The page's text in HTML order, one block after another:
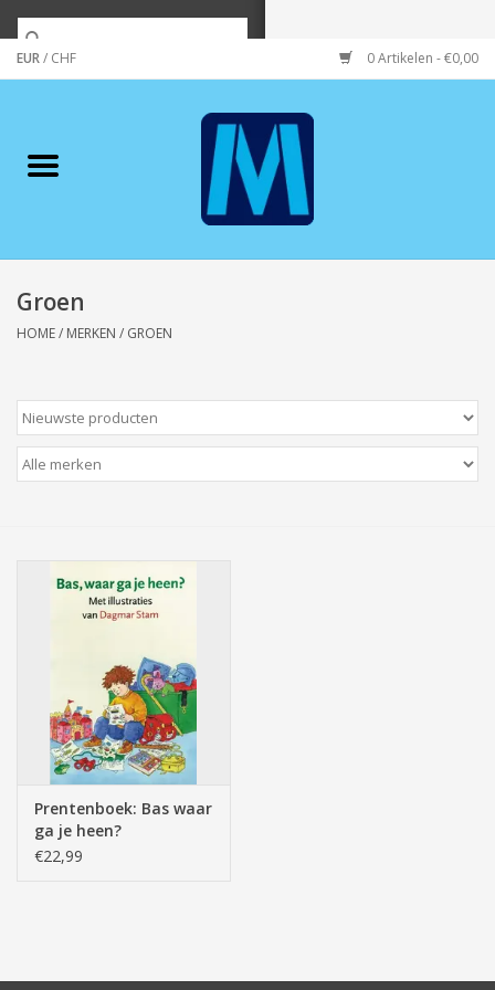
EUR/ CHF 0 Artikelen - €0,00
Merken
Wonen/koken/huishouden
Wenskaarten
Zeeuws/Streek
Baby & Peuter
Speelgoed & hobby
Cadeau & feest
Groen
HOME/ MERKEN / GROEN
Prentenboek: Bas waar
ga je heen?
€22,99